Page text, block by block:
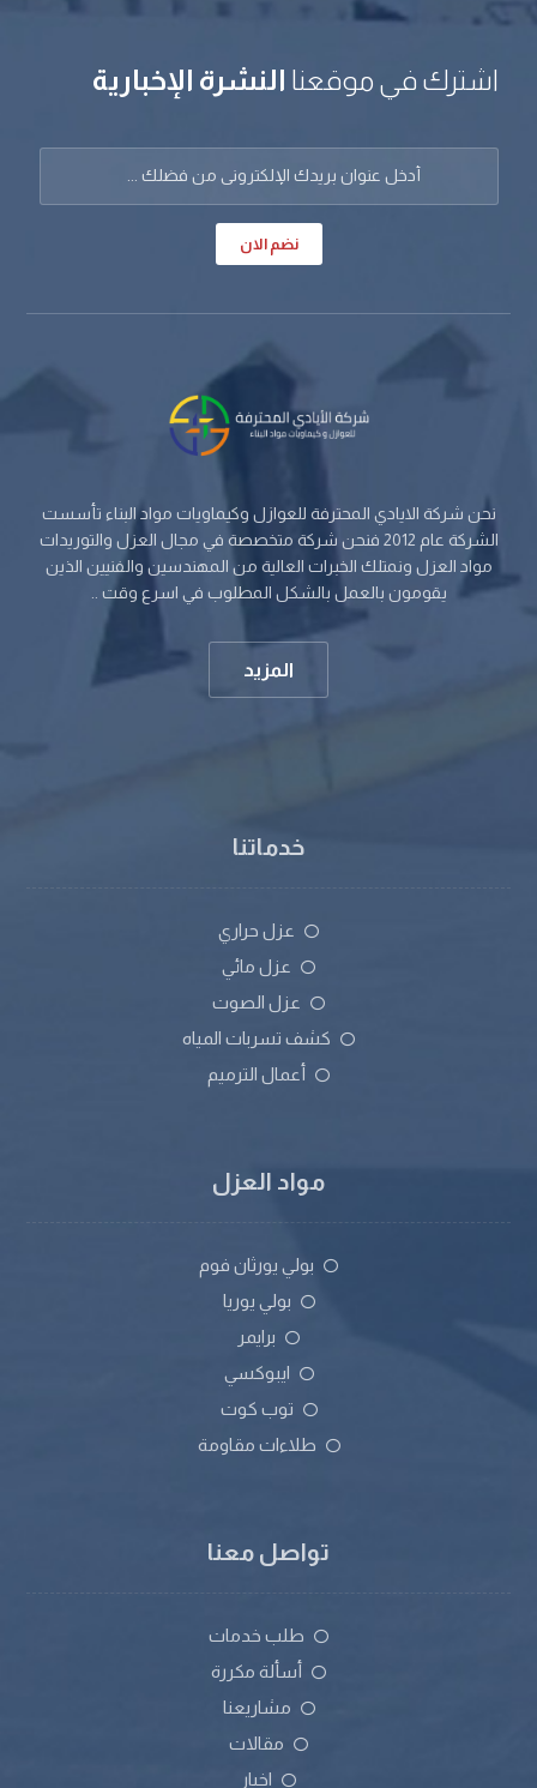
اشترك في موقعنا النشرة الإخبارية
نضم الان
نحن شركة الايادي المحترفة للعوازل وكيماويات مواد البناء تأسست
الشركة عام 2012 فنحن شركة متخصصة في مجال العزل والتوريدات
مواد العزل ونمتلك الخبرات العالية من المهندسين والفنيين الذين
يقومون بالعمل بالشكل المطلوب في اسرع وقت ..
المزيد
خدماتنا
عزل حراري
عزل مائي
عزل الصوت
كشف تسربات المياه
أعمال الترميم
مواد العزل
بولي يورثان فوم
بولي يوريا
برايمر
ايبوكسي
توب كوت
طلاءات مقاومة
تواصل معنا
طلب خدمات
أسألة مكررة
مشاريعنا
مقالات
اخبار